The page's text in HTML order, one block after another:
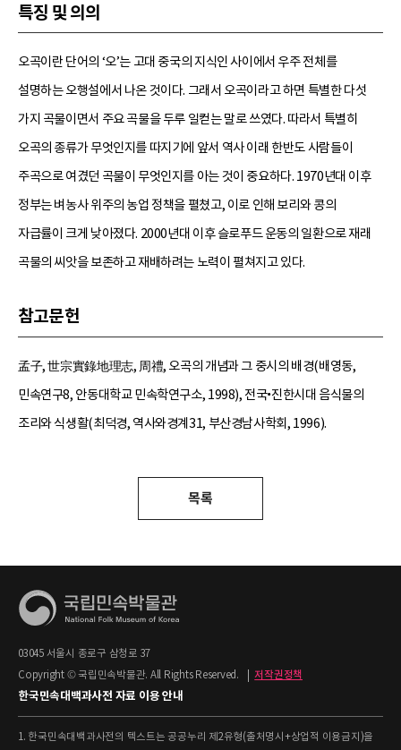
특징 및 의의
오곡이란 단어의 ‘오’는 고대 중국의 지식인 사이에서 우주 전체를
설명하는 오행설에서 나온 것이다. 그래서 오곡이라고 하면 특별한 다섯
가지 곡물이면서 주요 곡물을 두루 일컫는 말로 쓰였다. 따라서 특별히
오곡의 종류가 무엇인지를 따지기에 앞서 역사 이래 한반도 사람들이
주곡으로 여겼던 곡물이 무엇인지를 아는 것이 중요하다. 1970년대 이후
정부는 벼농사 위주의 농업 정책을 펼쳤고, 이로 인해 보리와 콩의
자급률이 크게 낮아졌다. 2000년대 이후 슬로푸드 운동의 일환으로 재래
곡물의 씨앗을 보존하고 재배하려는 노력이 펼쳐지고 있다.
참고문헌
孟子, 世宗實錄地理志, 周禮, 오곡의 개념과 그 중시의 배경(배영동,
민속연구8, 안동대학교 민속학연구소, 1998), 전국•진한시대 음식물의
조리와 식생활(최덕경, 역사와경계31, 부산경남사학회, 1996).
목록
03045 서울시 종로구 삼청로 37
Copyright © 국립민속박물관. All Rights Reserved.
저작권정책
한국민속대백과사전 자료 이용 안내
1. 한국민속대백과사전의 텍스트는 공공누리 제2유형(출처명시+상업적 이용금지)을